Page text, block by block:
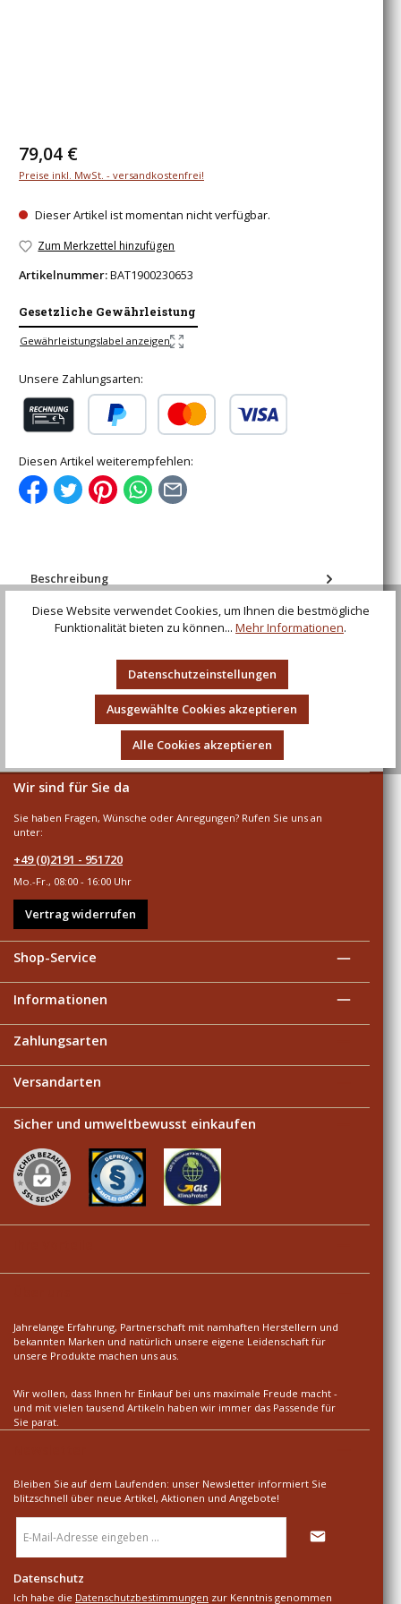
Regulärer Preis:
79,04 €
Preise inkl. MwSt. - versandkostenfrei!
Dieser Artikel ist momentan nicht verfügbar.
Zum Merkzettel hinzufügen
Artikelnummer:BAT1900230653
Gesetzliche Gewährleistung
Gewährleistungslabel anzeigen
Unsere Zahlungsarten:
Diesen Artikel weiterempfehlen:
Beschreibung
Menge 25
Wir sind für Sie da
Sie haben Fragen, Wünsche oder Anregungen? Rufen Sie uns an
unter:
+49 (0)2191 - 951720
Mo.-Fr., 08:00 - 16:00 Uhr
Vertrag widerrufen
Shop-Service
Informationen
Zahlungsarten
Versandarten
Sicher und umweltbewusst einkaufen
Jahrelange Erfahrung, Partnerschaft mit namhaften Herstellern und
bekannten Marken und natürlich unsere eigene Leidenschaft für
unsere Produkte machen uns aus.
Wir wollen, dass Ihnen hr Einkauf bei uns maximale Freude macht -
und mit vielen tausend Artikeln haben wir immer das Passende für
Sie parat.
Bleiben Sie auf dem Laufenden: unser Newsletter informiert Sie
blitzschnell über neue Artikel, Aktionen und Angebote!
Mail-
Datenschutz
Ich habe die Datenschutzbestimmungen zur Kenntnis genommen
Diese Website verwendet Cookies, um Ihnen die bestmögliche
Funktionalität bieten zu können... Mehr Informationen.
Datenschutzeinstellungen
Ausgewählte Cookies akzeptieren
Alle Cookies akzeptieren